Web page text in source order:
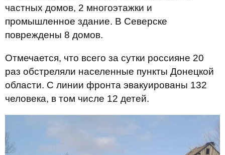
частных домов, 2 многоэтажки и
промышленное здание. В Северске
повреждены 8 домов.
Отмечается, что всего за сутки россияне 20
раз обстреляли населенные пункты Донецкой
области. С линии фронта эвакуированы 132
человека, в том числе 12 детей.